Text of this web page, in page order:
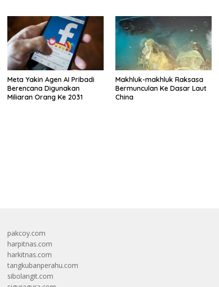
Meta Yakin Agen AI Pribadi
Berencana Digunakan
Miliaran Orang Ke 2031
Makhluk-makhluk Raksasa
Bermunculan Ke Dasar Laut
China
pakcoy.com
harpitnas.com
harkitnas.com
tangkubanperahu.com
sibolangit.com